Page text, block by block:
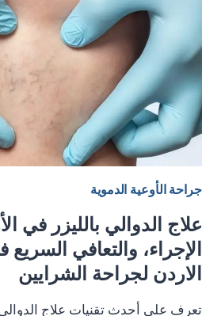
الدموية
خطوتك
الأهم
للنجاة
من
البتر؟
جراحة الأوعية الدموية
علاج الدوالي بالليزر في
الإجراء، والتعافي
الاردن لجراحة الشرايين